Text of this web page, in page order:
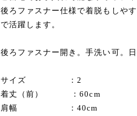
後ろファスナー仕様で着脱もしや
で活躍します。
後ろファスナー開き。手洗い可。日
サイズ ：2
着丈（前） ：60cm
肩幅 ：40cm